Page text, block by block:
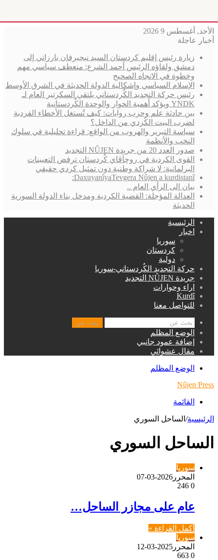
الأحد, أغسطس 9 2026
أخبار عاجلة
زيارة رئيس إقليم كردستان السيد نيجيرفان بارزاني إلى
دمشق ولقاؤه الرئيس أحمد الشرع: منعطف سياسي مهم
وخطوة في الاتجاه الصحيح
الإسلام السياسي وإشكالية الدولة الحديثة في الشرق الأوسط
رئيس حركة التجديد الكُردستاني يلتقي السكرتير العام لـ
YNDK ويؤكد أهمية الحوار والوحدة الكُردستانية
بين حادثة علم وحرب روايات: كيف تُستغل الأخطاء الفردية
لضرب البيت الكُردي من الداخل؟
سياسة التبرير والهروب من الواقع: قراءة تحليلية في سلوك
النخب والأنظمة
صدور العدد 20 من جريدة NÛJEN التجديد
القوى الكردية في روچآڤاي كُردستان ترفض التعيينات
البرلمانية: لا شراكة وطنية دون تمثيل كردي حقيقي
DaxuyanîyaTevgera Nûjen a kurdistanî:
بيان الى الرأي العام ..
العدالة المؤجلة: القضية الكردية ومدخل بناء الدولة السورية
الحديثة
الرئيسية
اخبار
سوريا
كردستان
دولية
حركة التجديد الكُردستاني-سوريا
جريدة NÛJEN التجديد
اراء وحوارات
Kurdî
للتواصل معنا
بحث عن
الوضع المظلم
إضافة عمود جانبي
مقال عشوائي
الوضع المظلم
Nûjen Press
القائمة
الرئيسية/ الساحل السوري
الساحل السوري
سوريا
المحرر 2026-03-07
0
عام على مجازر الساحل…
أكمل القراءة »
سوريا
المحرر 2025-03-12
0